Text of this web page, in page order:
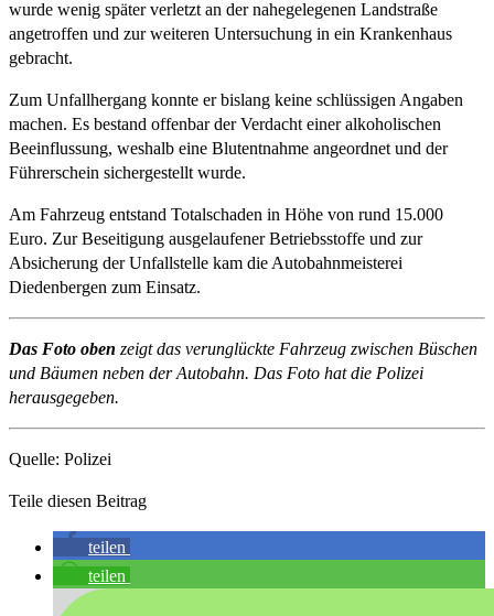
wurde wenig später verletzt an der nahegelegenen Landstraße
angetroffen und zur weiteren Untersuchung in ein Krankenhaus
gebracht.
Zum Unfallhergang konnte er bislang keine schlüssigen Angaben
machen. Es bestand offenbar der Verdacht einer alkoholischen
Beeinflussung, weshalb eine Blutentnahme angeordnet und der
Führerschein sichergestellt wurde.
Am Fahrzeug entstand Totalschaden in Höhe von rund 15.000
Euro. Zur Beseitigung ausgelaufener Betriebsstoffe und zur
Absicherung der Unfallstelle kam die Autobahnmeisterei
Diedenbergen zum Einsatz.
Das Foto oben zeigt das verunglückte Fahrzeug zwischen Büschen
und Bäumen neben der Autobahn. Das Foto hat die Polizei
herausgegeben.
Quelle: Polizei
Teile diesen Beitrag
teilen
teilen